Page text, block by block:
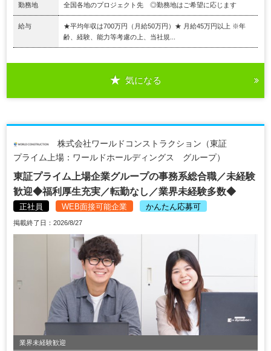
勤務地 全国各地のプロジェクト先 ◎勤務地はご希望に応じます
給与
★平均年収は700万円（月給50万円）★ 月給45万円以上 ※年
齢、経験、能力等考慮の上、当社規...
気になる
株式会社ワールドコンストラクション（東証
プライム上場：ワールドホールディングス グループ）
東証プライム上場企業グループの事務系総合職／未経験
歓迎◆福利厚生充実／転勤なし／業界未経験多数◆
正社員 WEB面接可能企業 かんたん応募可
掲載終了日：2026/8/27
業界未経験歓迎